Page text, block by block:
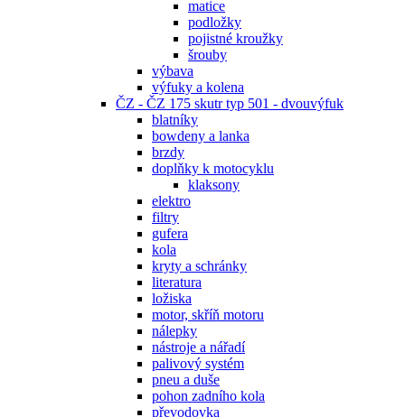
matice
podložky
pojistné kroužky
šrouby
výbava
výfuky a kolena
ČZ - ČZ 175 skutr typ 501 - dvouvýfuk
blatníky
bowdeny a lanka
brzdy
doplňky k motocyklu
klaksony
elektro
filtry
gufera
kola
kryty a schránky
literatura
ložiska
motor, skříň motoru
nálepky
nástroje a nářadí
palivový systém
pneu a duše
pohon zadního kola
převodovka